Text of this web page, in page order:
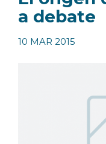
a debate
10 MAR 2015